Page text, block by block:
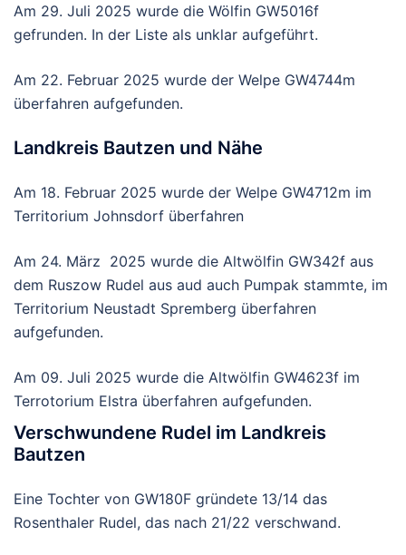
Am 29. Juli 2025 wurde die Wölfin GW5016f
gefrunden. In der Liste als unklar aufgeführt.
Am 22. Februar 2025 wurde der Welpe GW4744m
überfahren aufgefunden.
Landkreis Bautzen und Nähe
Am 18. Februar 2025 wurde der Welpe GW4712m im
Territorium Johnsdorf überfahren
Am 24. März 2025 wurde die Altwölfin GW342f aus
dem Ruszow Rudel aus aud auch Pumpak stammte, im
Territorium Neustadt Spremberg überfahren
aufgefunden.
Am 09. Juli 2025 wurde die Altwölfin GW4623f im
Terrotorium Elstra überfahren aufgefunden.
Verschwundene Rudel im Landkreis
Bautzen
Eine Tochter von GW180F gründete 13/14 das
Rosenthaler Rudel, das nach 21/22 verschwand.